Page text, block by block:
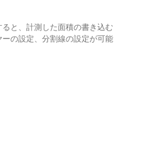
と、計測した面積の書き込む
の設定、分割線の設定が可能